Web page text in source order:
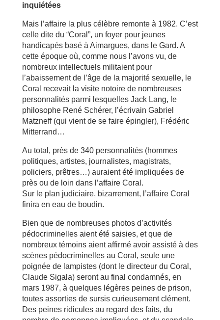
inquiétées
Mais l’affaire la plus célèbre remonte à 1982. C’est
celle dite du “Coral”, un foyer pour jeunes
handicapés basé à Aimargues, dans le Gard. A
cette époque où, comme nous l’avons vu, de
nombreux intellectuels militaient pour
l’abaissement de l’âge de la majorité sexuelle, le
Coral recevait la visite notoire de nombreuses
personnalités parmi lesquelles Jack Lang, le
philosophe René Schérer, l’écrivain Gabriel
Matzneff (qui vient de se faire épingler), Frédéric
Mitterrand…
Au total, près de 340 personnalités (hommes
politiques, artistes, journalistes, magistrats,
policiers, prêtres…) auraient été impliquées de
près ou de loin dans l’affaire Coral.
Sur le plan judiciaire, bizarrement, l’affaire Coral
finira en eau de boudin.
Bien que de nombreuses photos d’activités
pédocriminelles aient été saisies, et que de
nombreux témoins aient affirmé avoir assisté à des
scènes pédocriminelles au Coral, seule une
poignée de lampistes (dont le directeur du Coral,
Claude Sigala) seront au final condamnés, en
mars 1987, à quelques légères peines de prison,
toutes assorties de sursis curieusement clément.
Des peines ridicules au regard des faits, du